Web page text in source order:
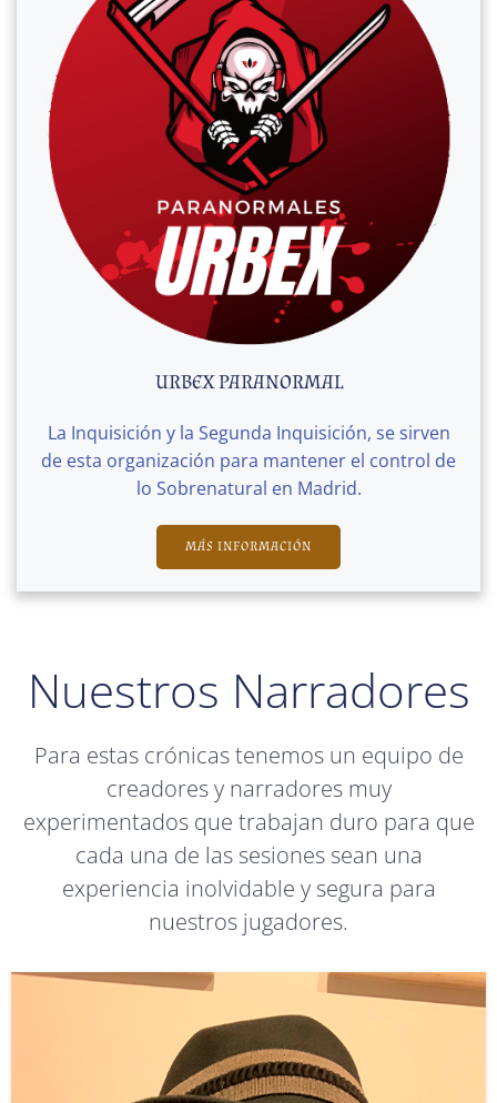
URBEX PARANORMAL
La Inquisición y la Segunda Inquisición, se sirven
de esta organización para mantener el control de
lo Sobrenatural en Madrid.
MÁS INFORMACIÓN
Nuestros Narradores
Para estas crónicas tenemos un equipo de
creadores y narradores muy
experimentados que trabajan duro para que
cada una de las sesiones sean una
experiencia inolvidable y segura para
nuestros jugadores.